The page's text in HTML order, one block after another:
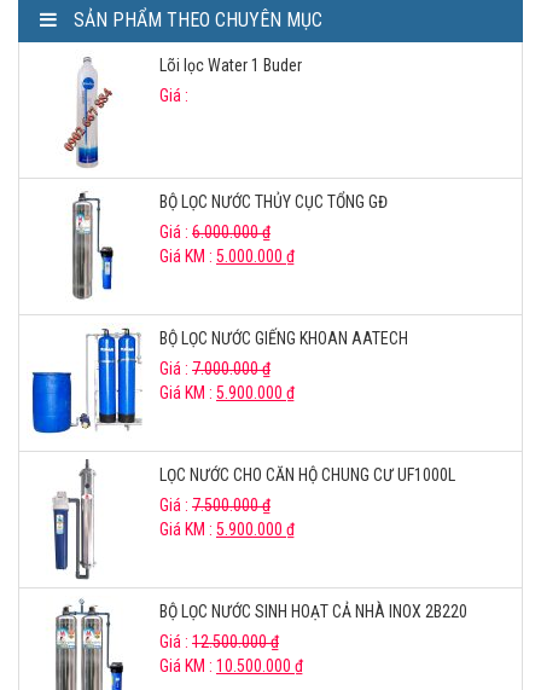
SẢN PHẨM THEO CHUYÊN MỤC
Lõi lọc Water 1 Buder
Giá :
BỘ LỌC NƯỚC THỦY CỤC TỔNG GĐ
Giá : 6.000.000₫
Giá KM : 5.000.000 ₫
BỘ LỌC NƯỚC GIẾNG KHOAN AATECH
Giá : 7.000.000₫
Giá KM : 5.900.000 ₫
LỌC NƯỚC CHO CĂN HỘ CHUNG CƯ UF1000L
Giá : 7.500.000₫
Giá KM : 5.900.000 ₫
BỘ LỌC NƯỚC SINH HOẠT CẢ NHÀ INOX 2B220
Giá : 12.500.000₫
Giá KM : 10.500.000 ₫